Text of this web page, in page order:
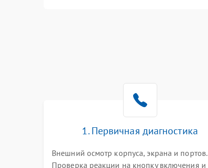
Система охлаждения
1. Первичная диагностика
Внешний осмотр корпуса, экрана и портов.
Проверка реакции на кнопку включения и